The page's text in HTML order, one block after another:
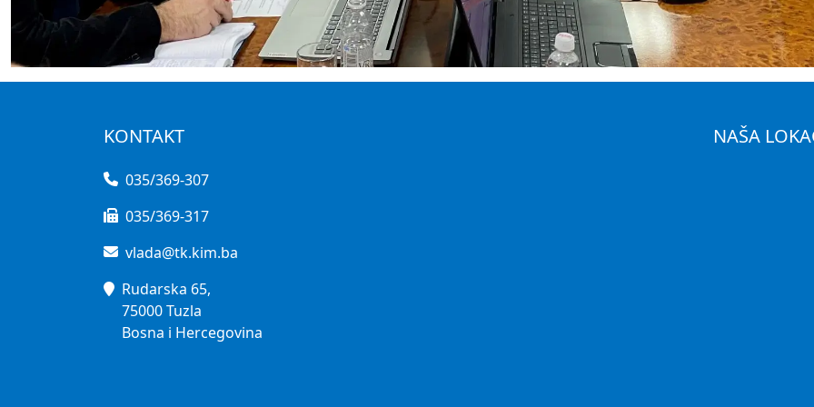
KONTAKT
035/369-307
035/369-317
vlada@tk.kim.ba
Rudarska 65,
75000 Tuzla
Bosna i Hercegovina
NAŠA